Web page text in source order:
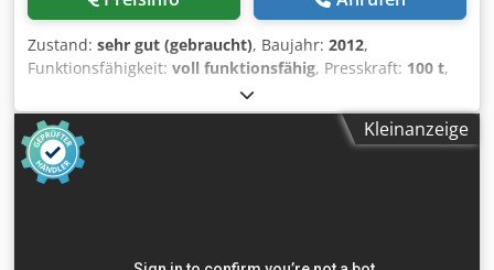
Zustand: sehr gut (gebraucht), Baujahr: 2012,
Funktionsfähigkeit: voll funktionsfähig, Presskraft: 100 t,
CE-Kennzeichnung,
Sicherheitslichtschranke, Zu verkaufen: Bystronic Xact 100
CNC-Abkantpresse (3,1 m x 100 Tonnen) Sofort verfügbar:
Eine außergewöhnlich saubere und gut gewartete
Bystronic Xact 100 CNC-Abkantpresse (Modell 2012). Diese
Kleinanzeige